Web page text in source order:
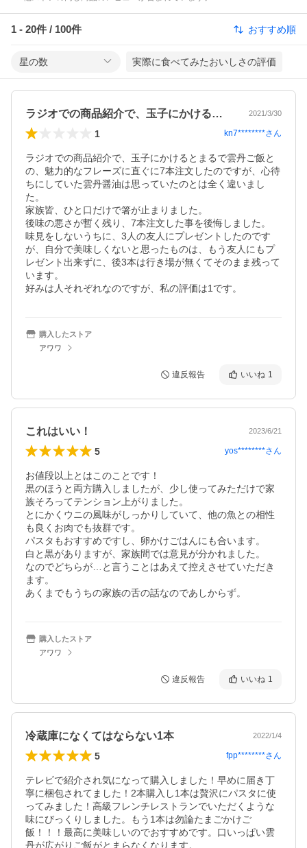
1 - 20件 / 100件 おすすめ順
星の数 実際に食べてみたおいしさの評価
ラジオでの商品紹介で、玉子にかけるとま… 2021/3/30
1 kn7********さん
ラジオでの商品紹介で、玉子にかけるとまるで雲丹ご飯と
の、魅力的なフレーズに直ぐに7本注文したのですが、心待
ちにしていた雲丹醤油は思っていたのとは全く違いまし
た。
家族皆、ひと口だけで箸が止まりました。
後味の悪さが暫く残り、7本注文した事を後悔しました。
味見をしないうちに、3人の友人にプレゼントしたのです
が、自分で美味しくないと思ったものは、もう友人にもプ
レゼント出来ずに、後3本は行き場が無くてそのまま残って
います。
好みは人それぞれなのですが、私の評価は1です。
購入したストア
アワワ
違反報告 いいね 1
これはいい！ 2023/6/21
5 yos********さん
お値段以上とはこのことです！
黒のほうと両方購入しましたが、少し使ってみただけで家
族そろってテンション上がりました。
とにかくウニの風味がしっかりしていて、他の魚との相性
も良くお肉でも抜群です。
パスタもおすすめですし、卵かけごはんにも合います。
白と黒がありますが、家族間では意見が分かれました。
なのでどちらが…と言うことはあえて控えさせていただき
ます。
あくまでもうちの家族の舌の話なのであしからず。
購入したストア
アワワ
違反報告 いいね 1
冷蔵庫になくてはならない1本 2022/1/4
5 fpp********さん
テレビで紹介され気になって購入しました！早めに届き丁
寧に梱包されてました！2本購入し1本は贅沢にパスタに使
ってみました！高級フレンチレストランでいただくような
味にびっくりしました。もう1本は勿論たまごかけご
飯！！！最高に美味しいのでおすすめです。口いっぱい雲
丹が広がりご飯がとまらなくなります。